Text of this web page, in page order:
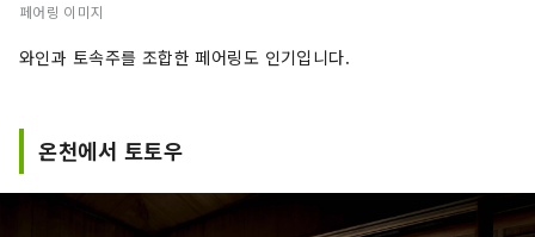
페어링 이미지
와인과 토속주를 조합한 페어링도 인기입니다.
온천에서 토토우